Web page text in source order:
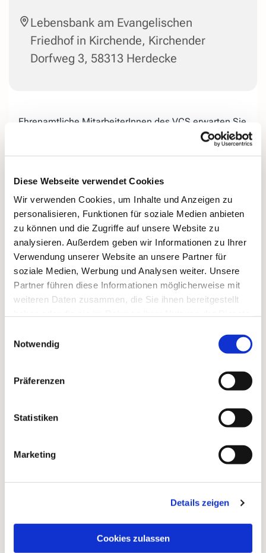
Diese Webseite verwendet Cookies
Wir verwenden Cookies, um Inhalte und Anzeigen zu
personalisieren, Funktionen für soziale Medien anbieten
zu können und die Zugriffe auf unsere Website zu
analysieren. Außerdem geben wir Informationen zu Ihrer
Verwendung unserer Website an unsere Partner für
soziale Medien, Werbung und Analysen weiter. Unsere
Partner führen diese Informationen möglicherweise mit
weiteren Daten zusammen, die Sie ihnen bereitgestellt
Notwendig
Präferenzen
Statistiken
Marketing
Details zeigen
Cookies zulassen
Lebensbank am Evangelischen
Friedhof in Kirchende, Kirchender
Dorfweg 3, 58313 Herdecke
Ehrenamtliche MitarbeiterInnen des VCS erwarten Sie
auf der «Lebensbank« am Evangelischen Friedhof in
Gelegenheit, miteinander insGespräch zu kommen,
Ihrer Trauer einen Ort zu geben, aber auch
IhrHoffnungen für das zukünftige Leben ohne den
geliebten Menschen.
Bei Regenwetter treffen wir uns donnerstagsin der
„Speisekammer 16“ (ehemals Blumen König),
Kirchender Dorfweg 16.